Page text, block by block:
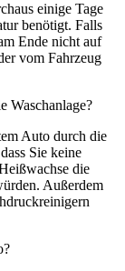
einige Tage
benötigt. Falls
Ende nicht auf
vom Fahrzeug
Waschanlage?
Auto durch die
Sie keine
die
Außerdem